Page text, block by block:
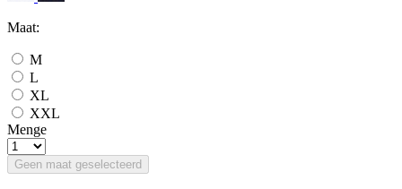
Maat:
M
L
XL
XXL
Menge
Geen maat geselecteerd